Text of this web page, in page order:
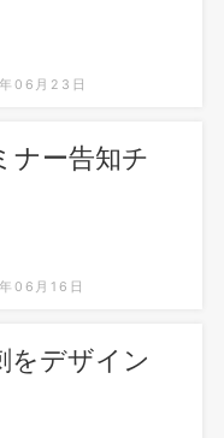
06月23日
ナー告知チ
06月16日
をデザイン